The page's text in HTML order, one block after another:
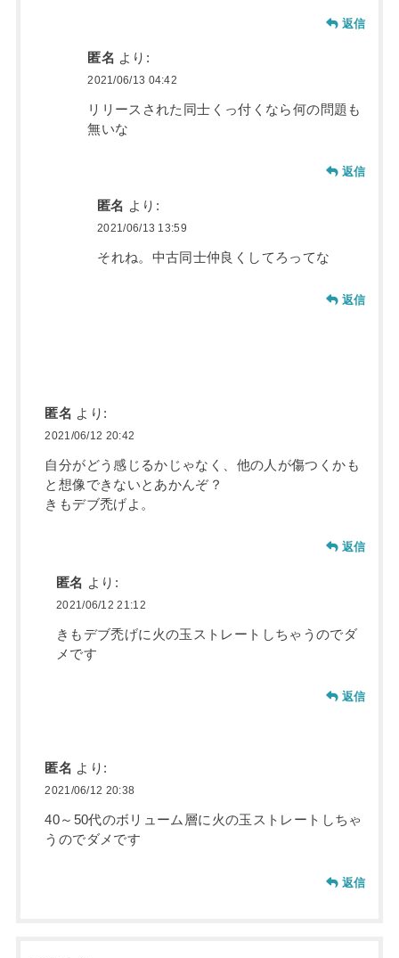
返信
匿名 より:
2021/06/13 04:42
リリースされた同士くっ付くなら何の問題も
無いな
返信
匿名 より:
2021/06/13 13:59
それね。中古同士仲良くしてろってな
返信
匿名 より:
2021/06/12 20:42
自分がどう感じるかじゃなく、他の人が傷つくかも
と想像できないとあかんぞ？
きもデブ禿げよ。
返信
匿名 より:
2021/06/12 21:12
きもデブ禿げに火の玉ストレートしちゃうのでダ
メです
返信
匿名 より:
2021/06/12 20:38
40～50代のボリューム層に火の玉ストレートしちゃ
うのでダメです
返信